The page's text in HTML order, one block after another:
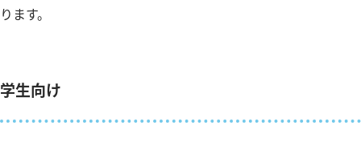
ります。
学生向け